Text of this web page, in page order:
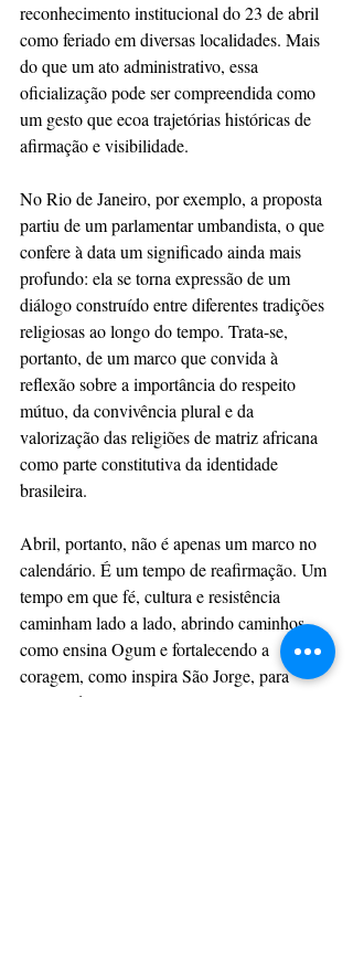
reconhecimento institucional do 23 de abril
como feriado em diversas localidades. Mais
do que um ato administrativo, essa
oficialização pode ser compreendida como
um gesto que ecoa trajetórias históricas de
afirmação e visibilidade.
No Rio de Janeiro, por exemplo, a proposta
partiu de um parlamentar umbandista, o que
confere à data um significado ainda mais
profundo: ela se torna expressão de um
diálogo construído entre diferentes tradições
religiosas ao longo do tempo. Trata-se,
portanto, de um marco que convida à
reflexão sobre a importância do respeito
mútuo, da convivência plural e da
valorização das religiões de matriz africana
como parte constitutiva da identidade
brasileira.
Abril, portanto, não é apenas um marco no
calendário. É um tempo de reafirmação. Um
tempo em que fé, cultura e resistência
caminham lado a lado, abrindo caminhos,
como ensina Ogum e fortalecendo a
coragem, como inspira São Jorge, para
seguir adiante.